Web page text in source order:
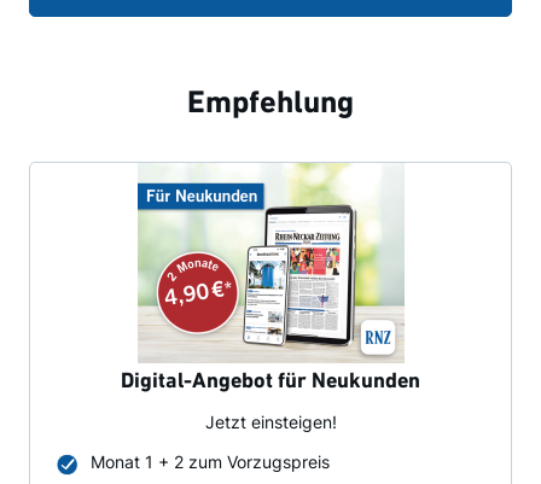
Empfehlung
Digital-Angebot für Neukunden
Jetzt einsteigen!
Monat 1 + 2 zum Vorzugspreis